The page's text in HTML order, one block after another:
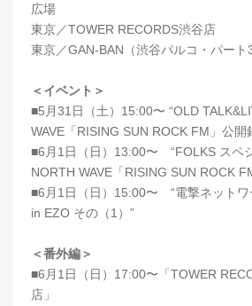
広場
東京／TOWER RECORDS渋谷店
東京／GAN-BAN（渋谷パルコ・パート3
＜イベント＞
■5月31日（土）15:00〜 “OLD
WAVE「RISING SUN ROCK FM」公開
■6月1日（日）13:00〜 “FOLKS スペ
NORTH WAVE「RISING SUN ROCK
■6月1日（日）15:00〜 “電撃ネットワ
in EZO その（1）”
＜番外編＞
■6月1日（日）17:00〜「TOWER
店」